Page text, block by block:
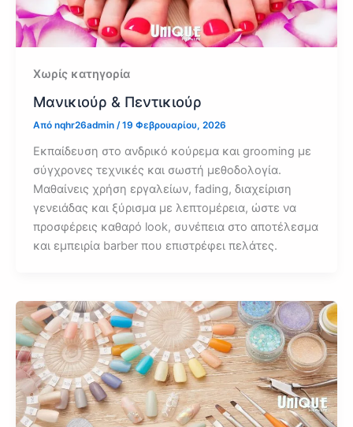
Χωρίς κατηγορία
Μανικιούρ & Πεντικιούρ
Από nqhr26admin /19 Φεβρουαρίου, 2026
Εκπαίδευση στο ανδρικό κούρεμα και grooming με
σύγχρονες τεχνικές και σωστή μεθοδολογία.
Μαθαίνεις χρήση εργαλείων, fading, διαχείριση
γενειάδας και ξύρισμα με λεπτομέρεια, ώστε να
προσφέρεις καθαρό look, συνέπεια στο αποτέλεσμα
και εμπειρία barber που επιστρέφει πελάτες.